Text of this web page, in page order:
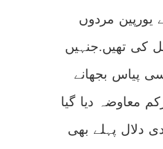
یورپین مردوں
کی تھیں.جنہیں
پیاس بجھانے
معاوضہ دیا گیا
دلال پہلے بھی